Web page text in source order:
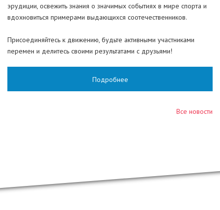
эрудиции, освежить знания о значимых событиях в мире спорта и
вдохновиться примерами выдающихся соотечественников.
Присоединяйтесь к движению, будьте активными участниками
перемен и делитесь своими результатами с друзьями!
Подробнее
Все новости